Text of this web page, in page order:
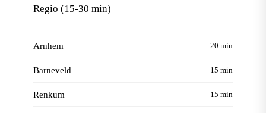
Regio (15-30 min)
Arnhem 20 min
Barneveld 15 min
Renkum 15 min